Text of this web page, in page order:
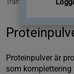
Proteinpulver är
som